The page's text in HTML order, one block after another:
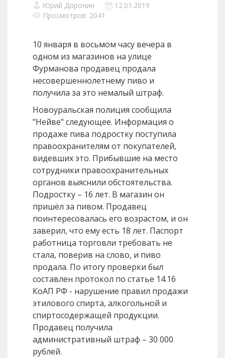
Юрий Доронин
12.01.2019
Просмотров: 2041
10 января в восьмом часу вечера в
одном из магазинов на улице
Фурманова продавец продала
несовершеннолетнему пиво и
получила за это немалый штраф.
Новоуральская полиция сообщила
"Нейве" следующее. Информация о
продаже пива подростку поступила
правоохранителям от покупателей,
видевших это. Прибывшие на место
сотрудники правоохранительных
органов выяснили обстоятельства.
Подростку – 16 лет. В магазин он
пришёл за пивом. Продавец
поинтересовалась его возрастом, и он
заверил, что ему есть 18 лет. Паспорт
работница торговли требовать не
стала, поверив на слово, и пиво
продала. По итогу проверки был
составлен протокол по статье 14.16
КоАП РФ - нарушение правил продажи
этилового спирта, алкогольной и
спиртосодержащей продукции.
Продавец получила
административный штраф – 30 000
рублей.